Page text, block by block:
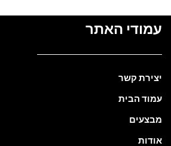
עמודי האתר
יצירת קשר
עמוד הבית
מבצעים
אודות